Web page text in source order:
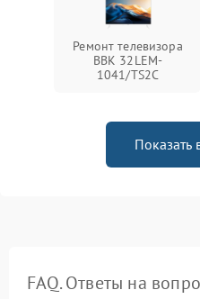
Ремонт телевизора
BBK 32LEM-
1041/TS2C
Показать
FAQ. Ответы на